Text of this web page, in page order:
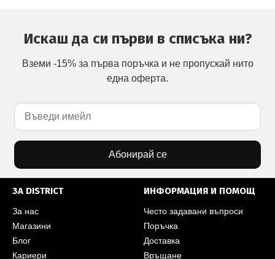
Искаш да си първи в списъка ни?
Вземи -15% за първа поръчка и не пропускай нито
една оферта.
Абонирай се
ЗА DISTRICT
За нас
Магазини
Блог
Кариери
ИНФОРМАЦИЯ И ПОМОЩ
Често задавани въпроси
Поръчка
Доставка
Връщане